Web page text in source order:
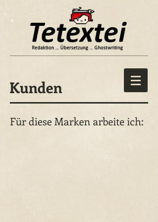
Kunden
Für diese Marken arbeite ich: